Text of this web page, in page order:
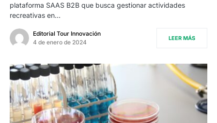
plataforma SAAS B2B que busca gestionar actividades
recreativas en…
Editorial Tour Innovación
4 de enero de 2024
LEER MÁS